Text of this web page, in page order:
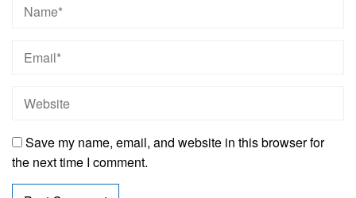
Save my name, email, and website in this browser for
the next time I comment.